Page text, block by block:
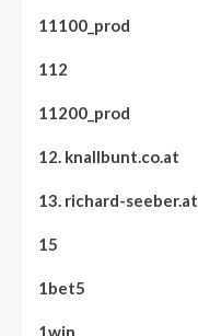
11100_prod
112
11200_prod
12. knallbunt.co.at
13. richard-seeber.at
15
1bet5
1win